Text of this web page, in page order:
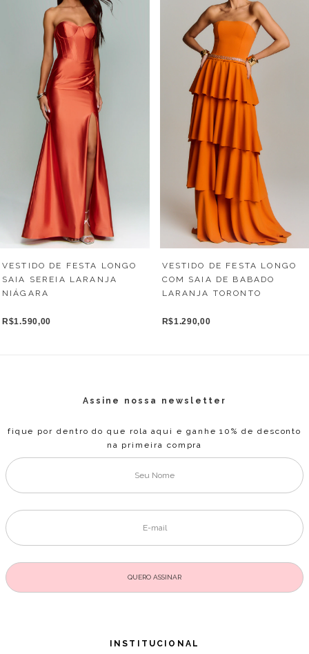
VESTIDO DE FESTA LONGO
SAIA SEREIA LARANJA
NIÁGARA
R$1.590,00
VESTIDO DE FESTA LONGO
COM SAIA DE BABADO
LARANJA TORONTO
R$1.290,00
Assine nossa newsletter
fique por dentro do que rola aqui e ganhe 10% de desconto
na primeira compra
INSTITUCIONAL